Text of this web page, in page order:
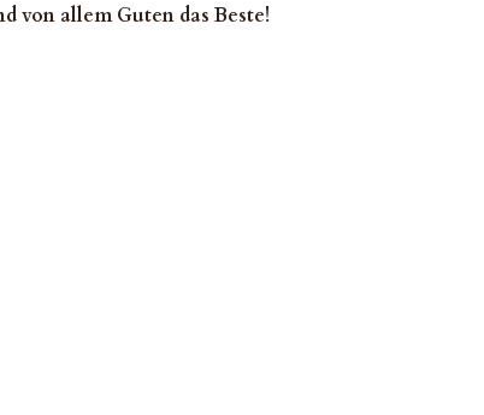
von allem Guten das Beste!